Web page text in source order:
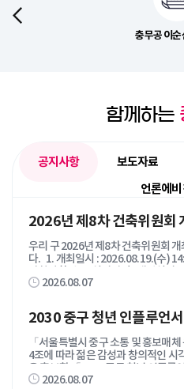
충무공 이순
함께하는
공지사항 보도자료
언론에
공
사
항
탭
텐
츠
목
록
2026년 제8차 건축위원회
우리 구 2026년 제8차 건축위원회
다. 1. 개최일시 : 2026.08.19.(수) 14:00 2. 장 소 : 중구청 지상3층
임 참조 심의를 신청한 관계자께서는 심의당일 시간에 맞춰 참석해 주시
축위원회 참여 위원 명단 1부. 끝.
2026.08.07
2030 중구 청년 인플루언
「서울특별시 중구 소통 및 홍보매
4조에 따라 젊은 감성과 창의적인 시
을 홍보할 「2030 중구 청년 인플루
많은 관심과 참여 바랍니다. 2026.
2026.08.07